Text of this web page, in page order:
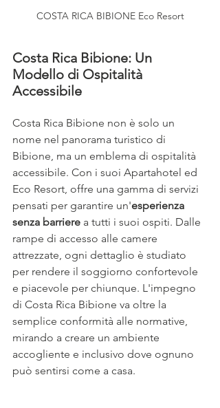
COSTA RICA BIBIONE Eco Resort
Costa Rica Bibione: Un
Modello di Ospitalità
Accessibile
Costa Rica Bibione non è solo un
nome nel panorama turistico di
Bibione, ma un emblema di ospitalità
accessibile. Con i suoi Apartahotel ed
Eco Resort, offre una gamma di servizi
pensati per garantire un'esperienza
senza barriere a tutti i suoi ospiti. Dalle
rampe di accesso alle camere
attrezzate, ogni dettaglio è studiato
per rendere il soggiorno confortevole
e piacevole per chiunque. L'impegno
di Costa Rica Bibione va oltre la
semplice conformità alle normative,
mirando a creare un ambiente
accogliente e inclusivo dove ognuno
può sentirsi come a casa.